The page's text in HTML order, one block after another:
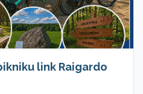
link Raigardo